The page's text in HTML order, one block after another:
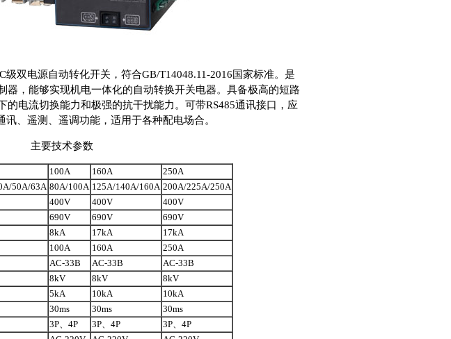
双电源自动转化开关，符合GB/T14048.11-2016国家标准。是
器，能够实现机电一体化的自动转换开关电器。具备极高的短路
的电流切换能力和极强的抗干扰能力。可带RS485通讯接口，应
、遥测、遥调功能，适用于各种配电场合。
主要技术参数
100A 160A
250A
50A/63A 80A/100A 125A/140A/160A 200A/225A/250A
400V 400V
400V
690V 690V
690V
8kA 17kA
17kA
100A 160A
250A
AC-33B AC-33B
AC-33B
8kV 8kV
8kV
5kA 10kA
10kA
30ms 30ms
30ms
3P、4P 3P、4P
3P、4P